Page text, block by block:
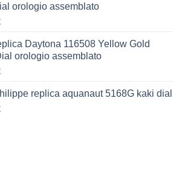
orologio assemblato
Daytona 116508 Yellow Gold
orologio assemblato
replica aquanaut 5168G kaki dial